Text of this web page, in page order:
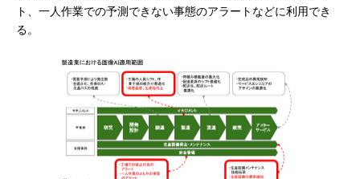
ト、一人作業での予測できない事態のアラートなどに利用でき
る。